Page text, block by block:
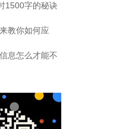
1500字的秘诀
教你如何应
息怎么才能不